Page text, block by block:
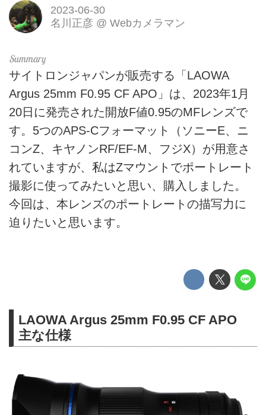
2023-06-30
名川正彦 @ Webカメラマン
サイトロンジャパンが販売する「LAOWA
Argus 25mm F0.95 CF APO」は、2023年1月
20日に発売された開放F値0.95のMFレンズで
す。5つのAPS-Cフォーマット（ソニーE、ニ
コンZ、キヤノンRF/EF-M、フジX）が用意さ
れていますが、私はZマウントでポートレート
撮影に使ってみたいと思い、購入しました。
今回は、本レンズのポートレートの描写力に
迫りたいと思います。
LAOWA Argus 25mm F0.95 CF APO
主な仕様